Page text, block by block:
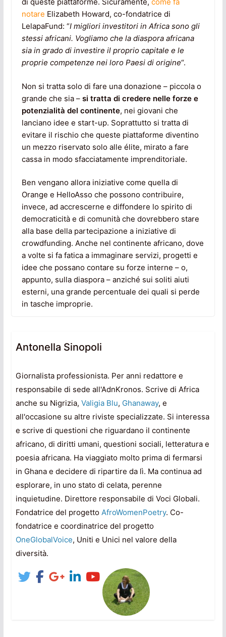
notare Elizabeth Howard, co-fondatrice di
LelapaFund: “I migliori investitori in Africa sono gli
stessi africani. Vogliamo che la diaspora africana
sia in grado di investire il proprio capitale e le
proprie competenze nei loro Paesi di origine“.
Non si tratta solo di fare una donazione – piccola o
grande che sia – si tratta di credere nelle forze e
potenzialità del continente, nei giovani che
lanciano idee e start-up. Soprattutto si tratta di
evitare il rischio che queste piattaforme diventino
un mezzo riservato solo alle élite, mirato a fare
cassa in modo sfacciatamente imprenditoriale.
Ben vengano allora iniziative come quella di
Orange e HelloAsso che possono contribuire,
invece, ad accrescerne e diffondere lo spirito di
democraticità e di comunità che dovrebbero stare
alla base della partecipazione a iniziative di
crowdfunding. Anche nel continente africano, dove
a volte si fa fatica a immaginare servizi, progetti e
idee che possano contare su forze interne – o,
appunto, sulla diaspora – anziché sui soliti aiuti
esterni, una grande percentuale dei quali si perde
in tasche improprie.
Antonella Sinopoli
Giornalista professionista. Per anni redattore e
responsabile di sede all'AdnKronos. Scrive di Africa
anche su Nigrizia, Valigia Blu, Ghanaway, e
all'occasione su altre riviste specializzate. Si interessa
e scrive di questioni che riguardano il continente
africano, di diritti umani, questioni sociali, letteratura e
poesia africana. Ha viaggiato molto prima di fermarsi
in Ghana e decidere di ripartire da lì. Ma continua ad
esplorare, in uno stato di celata, perenne
inquietudine. Direttore responsabile di Voci Globali.
Fondatrice del progetto AfroWomenPoetry. Co-
fondatrice e coordinatrice del progetto
OneGlobalVoice, Uniti e Unici nel valore della
diversità.